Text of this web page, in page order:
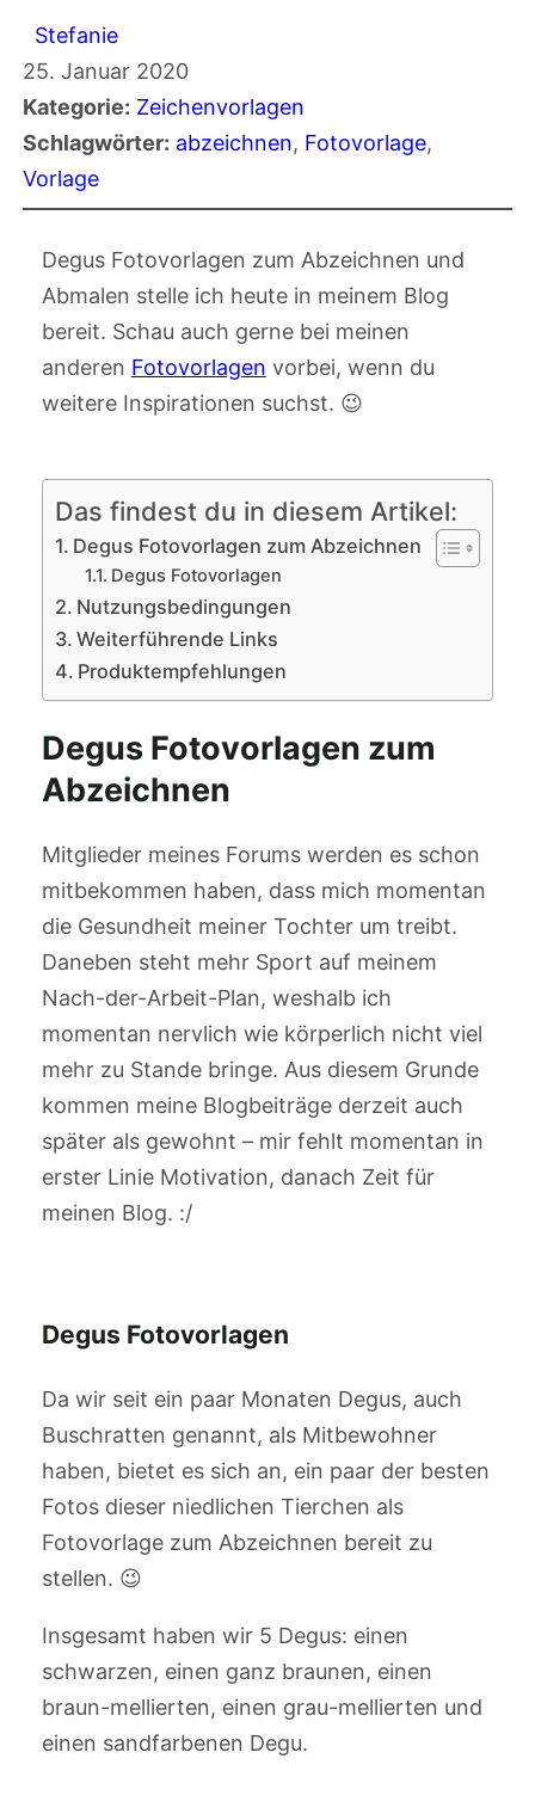
Stefanie
25. Januar 2020
Kategorie: Zeichenvorlagen
Schlagwörter: abzeichnen, Fotovorlage
Vorlage
Degus Fotovorlagen zum Abzeichnen und
Abmalen stelle ich heute in meinem Blog
bereit. Schau auch gerne bei meinen
anderen Fotovorlagen vorbei, wenn du
weitere Inspirationen suchst. 😉
Das findest du in diesem Artikel:
Degus Fotovorlagen zum Abzeichnen
Degus Fotovorlagen
Nutzungsbedingungen
Weiterführende Links
Produktempfehlungen
Degus Fotovorlagen zum
Abzeichnen
Mitglieder meines Forums werden es schon
mitbekommen haben, dass mich momentan
die Gesundheit meiner Tochter um treibt.
Daneben steht mehr Sport auf meinem
Nach-der-Arbeit-Plan, weshalb ich
momentan nervlich wie körperlich nicht viel
mehr zu Stande bringe. Aus diesem Grunde
kommen meine Blogbeiträge derzeit auch
später als gewohnt – mir fehlt momentan in
erster Linie Motivation, danach Zeit für
meinen Blog. :/
Degus Fotovorlagen
Da wir seit ein paar Monaten Degus, auch
Buschratten genannt, als Mitbewohner
haben, bietet es sich an, ein paar der besten
Fotos dieser niedlichen Tierchen als
Fotovorlage zum Abzeichnen bereit zu
stellen. 😉
Insgesamt haben wir 5 Degus: einen
schwarzen, einen ganz braunen, einen
braun-mellierten, einen grau-mellierten und
einen sandfarbenen Degu.